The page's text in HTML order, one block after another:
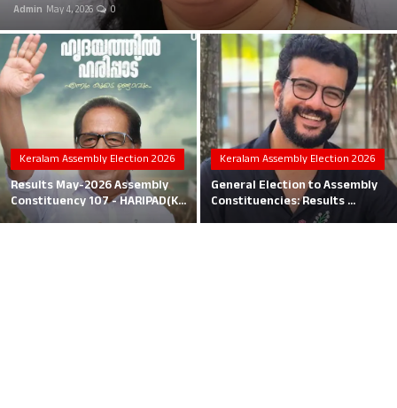
Business
Local News
Earn Money
Tutorials
Malayalam
Admin May 4, 2026 0
Keralam Assembly Election 2026
Results May-2026 Assembly
Constituency 107 - HARIPAD(K...
Keralam Assembly Election 2026
General Election to Assembly
Constituencies: Results ...